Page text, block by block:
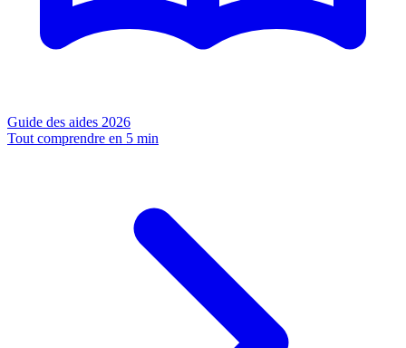
Guide des aides 2026
Tout comprendre en 5 min